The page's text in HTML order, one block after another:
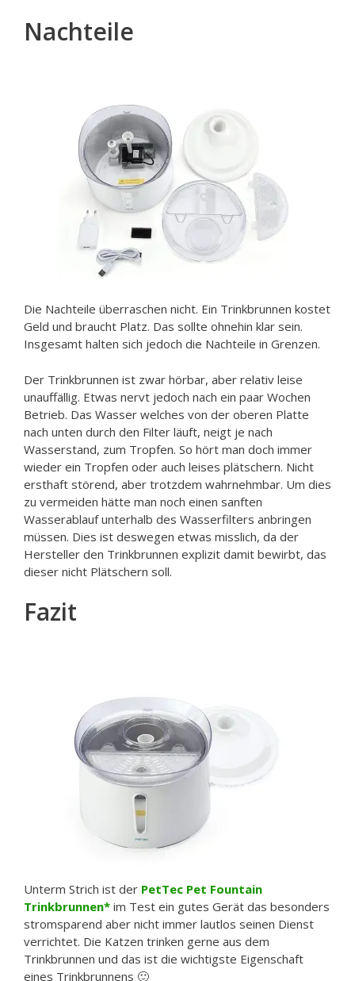
Nachteile
Die Nachteile überraschen nicht. Ein Trinkbrunnen kostet
Geld und braucht Platz. Das sollte ohnehin klar sein.
Insgesamt halten sich jedoch die Nachteile in Grenzen.
Der Trinkbrunnen ist zwar hörbar, aber relativ leise
unauffällig. Etwas nervt jedoch nach ein paar Wochen
Betrieb. Das Wasser welches von der oberen Platte
nach unten durch den Filter läuft, neigt je nach
Wasserstand, zum Tropfen. So hört man doch immer
wieder ein Tropfen oder auch leises plätschern. Nicht
ersthaft störend, aber trotzdem wahrnehmbar. Um dies
zu vermeiden hätte man noch einen sanften
Wasserablauf unterhalb des Wasserfilters anbringen
müssen. Dies ist deswegen etwas misslich, da der
Hersteller den Trinkbrunnen explizit damit bewirbt, das
dieser nicht Plätschern soll.
Fazit
Unterm Strich ist der PetTec Pet Fountain
Trinkbrunnen im Test ein gutes Gerät das besonders
stromsparend aber nicht immer lautlos seinen Dienst
verrichtet. Die Katzen trinken gerne aus dem
Trinkbrunnen und das ist die wichtigste Eigenschaft
eines Trinkbrunnens 🙂